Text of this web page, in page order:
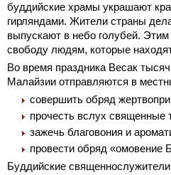
буддийские храмы украшают
гирляндами. Жители страны
выпускают в небо голубей.
свободу людям, которые
Во время праздника Весак
Малайзии отправляются в
совершить обряд
прочесть вслух священные
зажечь благовония и
провести обряд «омовение
Буддийские